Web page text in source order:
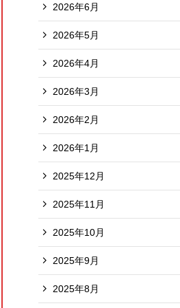
2026年6月
2026年5月
2026年4月
2026年3月
2026年2月
2026年1月
2025年12月
2025年11月
2025年10月
2025年9月
2025年8月